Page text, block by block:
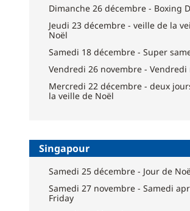
Dimanche 26 décembre - Boxing
Jeudi 23 décembre - veille de la
Noël
Samedi 18 décembre - Super
Vendredi 26 novembre - Vendredi
Mercredi 22 décembre - deux
la veille de Noël
Singapour
Samedi 25 décembre - Jour de
Samedi 27 novembre - Samedi
Friday